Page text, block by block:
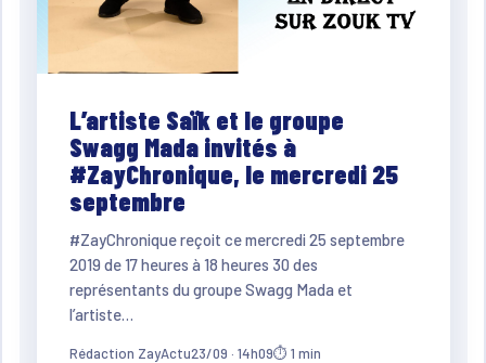
L’artiste Saïk et le groupe
Swagg Mada invités à
#ZayChronique, le mercredi 25
septembre
#ZayChronique reçoit ce mercredi 25 septembre
2019 de 17 heures à 18 heures 30 des
représentants du groupe Swagg Mada et
l’artiste…
Rédaction ZayActu23/09 · 14h09⏱ 1 min